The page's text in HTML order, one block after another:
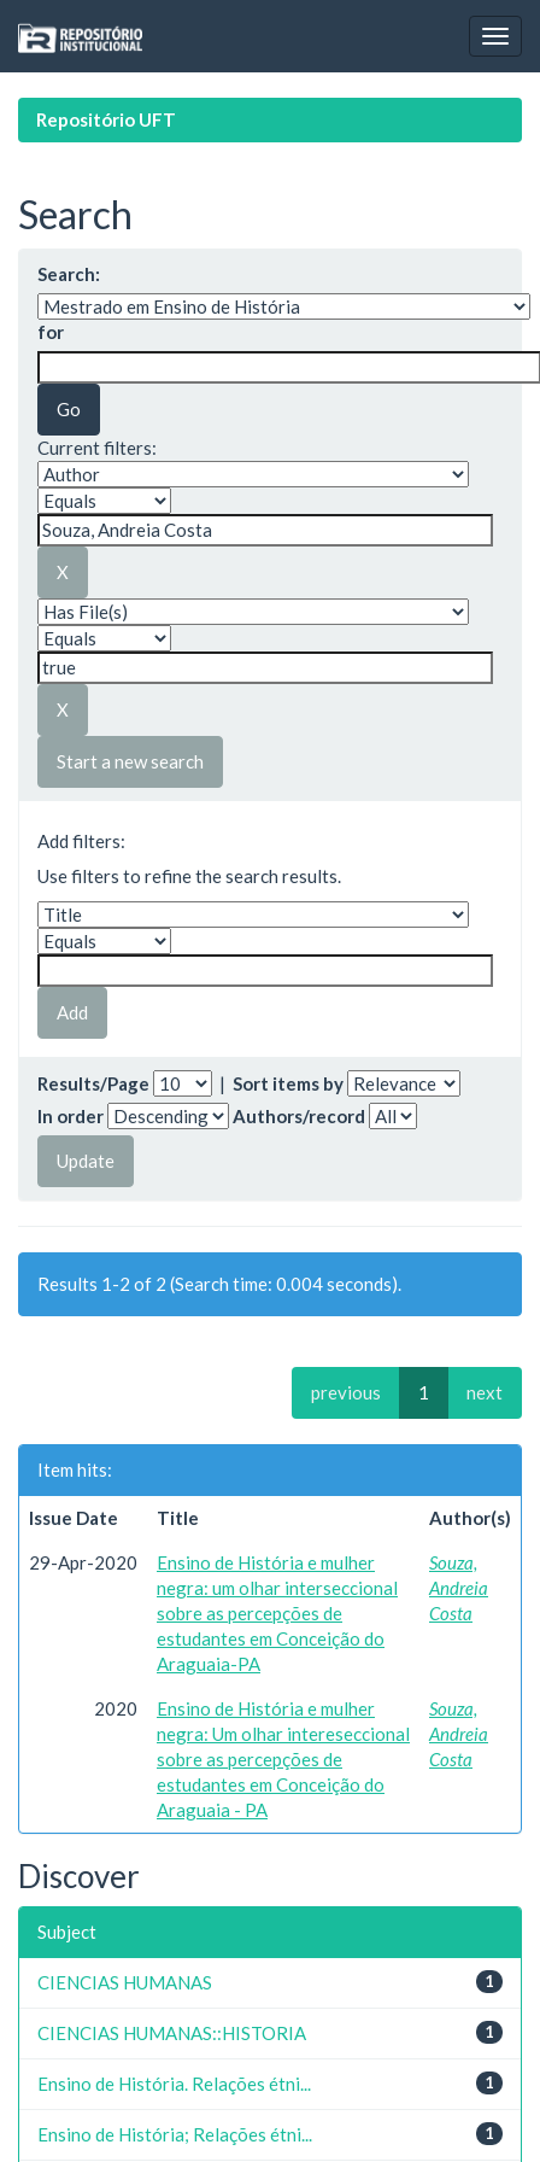
navigation
Repositório UFT
Search
Search:
for
Current filters:
Start a new search
Add filters:
Use filters to refine the search results.
Results/Page | Sort items by
In order
Authors/record
Results 1-2 of 2 (Search time: 0.004 seconds).
previous 1 next
Item hits:
Issue Date Title Author(s)
29-Apr-2020
Ensino de História e mulher
negra: um olhar interseccional
sobre as percepções de
estudantes em Conceição do
Araguaia-PA
Souza,
Andreia
Costa
2020
Ensino de História e mulher
negra: Um olhar intereseccional
sobre as percepções de
estudantes em Conceição do
Araguaia - PA
Souza,
Andreia
Costa
Discover
Subject
1
CIENCIAS HUMANAS
1
CIENCIAS HUMANAS::HISTORIA
1
Ensino de História. Relações étni...
1
Ensino de História; Relações étni...